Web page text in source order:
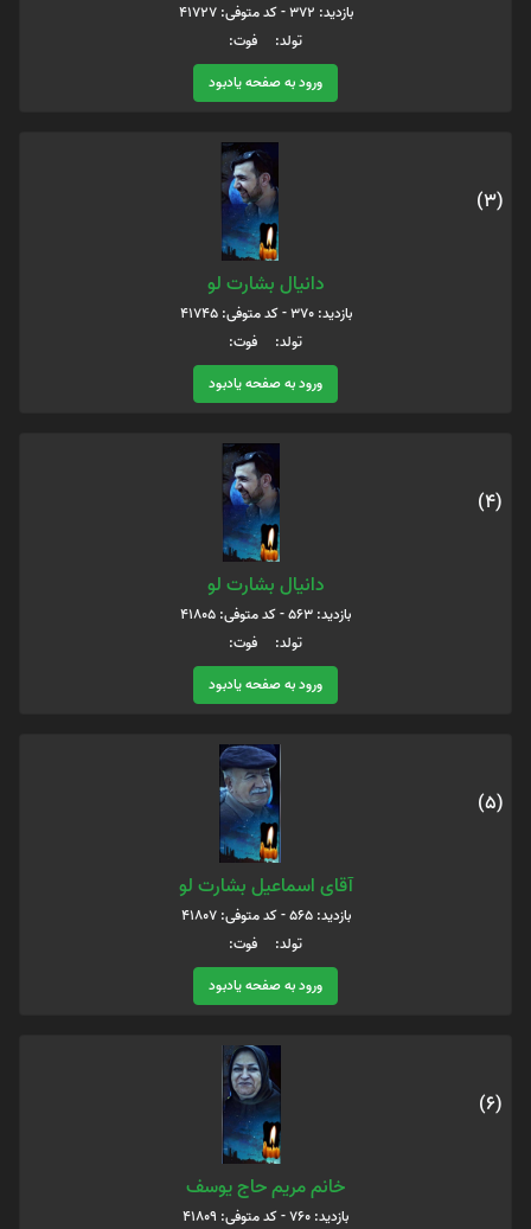
بازدید: 372 - کد متوفی: 41727
تولد: فوت:
ورود به صفحه یادبود
(3)
دانیال بشارت لو
بازدید: 370 - کد متوفی: 41745
تولد: فوت:
ورود به صفحه یادبود
(4)
دانیال بشارت لو
بازدید: 563 - کد متوفی: 41805
تولد: فوت:
ورود به صفحه یادبود
(5)
آقای اسماعیل بشارت لو
بازدید: 565 - کد متوفی: 41807
تولد: فوت:
ورود به صفحه یادبود
(6)
خانم مریم حاج یوسف
بازدید: 760 - کد متوفی: 41809